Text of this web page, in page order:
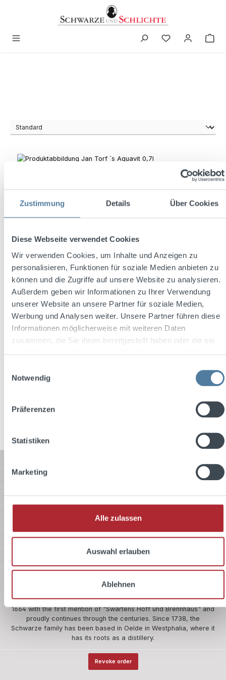
Zustimmung Details Über Cookies
Diese Webseite verwendet Cookies
Wir verwenden Cookies, um Inhalte und Anzeigen zu
personalisieren, Funktionen für soziale Medien anbieten zu
können und die Zugriffe auf unsere Website zu analysieren.
Außerdem geben wir Informationen zu Ihrer Verwendung
unserer Website an unsere Partner für soziale Medien,
Werbung und Analysen weiter. Unsere Partner führen diese
Informationen möglicherweise mit weiteren Daten
zusammen, die Sie ihnen bereitgestellt haben oder die sie
Notwendig
Präferenzen
Statistiken
Marketing
Alle zulassen
Auswahl erlauben
Ablehnen
Average rating of 4.8 out of 5 stars
Jan Torf 's Aquavit 0,7l 40% Vol.
Content:0.7 Liter (€22.84 / 1 Liter)
Regular price:
€15.99
Shop Service
Information
Payment methods
The company Schwarze and Schlichte is one of the five oldest
owner-managed companies in Germany. Our history begins in
1664 with the first mention of "Swartens Hoff und Brennhaus" and
proudly continues through the centuries. Since 1738, the
Schwarze family has been based in Oelde in Westphalia, where it
has its roots as a distillery.
Revoke order